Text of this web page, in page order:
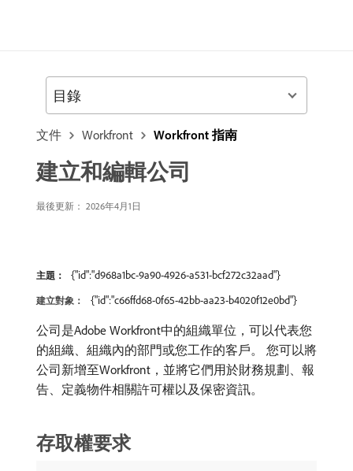
文件 Workfront Workfront 指南
建立和編輯公司
最後更新： 2026年4月1日
主題： {"id":"d968a1bc-9a90-4926-a531-bcf272c32aad"}
建立對象： {"id":"c66ffd68-0f65-42bb-aa23-b4020f12e0bd"}
公司是Adobe Workfront中的組織單位，可以代表您
的組織、組織內的部門或您工作的客戶。 您可以將
公司新增至Workfront，並將它們用於財務規劃、報
告、定義物件相關許可權以及保密資訊。
存取權要求
目錄